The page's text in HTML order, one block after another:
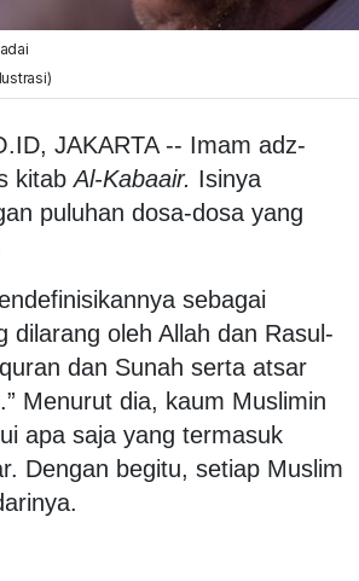
JAKARTA -- Imam adz-
kitabAl-Kabaair. Isinya
puluhan dosa-dosa yang
sebagai
dilarang oleh Allah dan Rasul-
dan Sunah serta atsar
Menurut dia, kaum Muslimin
apa saja yang termasuk
Dengan begitu, setiap Muslim